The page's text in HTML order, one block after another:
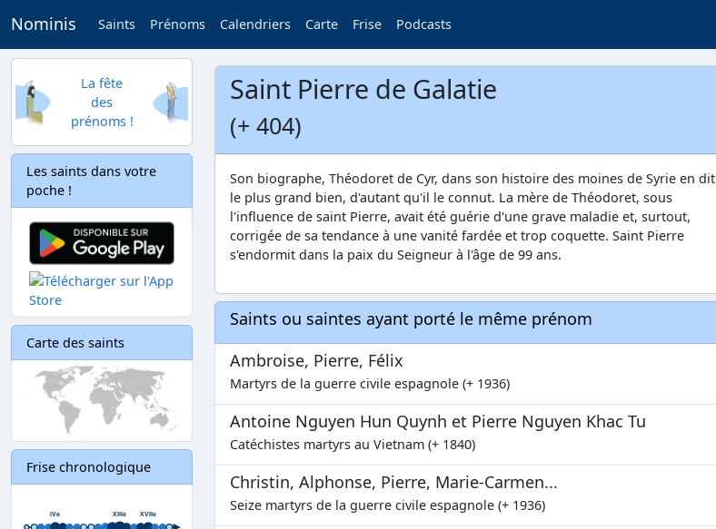
Nominis Saints Prénoms Calendriers Carte Frise Podcasts
La fête
des
prénoms !
Les saints dans votre
poche !
Carte des saints
Frise chronologique
Saint Pierre de Galatie
(+ 404)
Son biographe, Théodoret de Cyr, dans son histoire des moines de Syrie en dit
le plus grand bien, d'autant qu'il le connut. La mère de Théodoret, sous
l'influence de saint Pierre, avait été guérie d'une grave maladie et, surtout,
corrigée de sa tendance à une vanité fardée et trop coquette. Saint Pierre
s'endormit dans la paix du Seigneur à l'âge de 99 ans.
Saints ou saintes ayant porté le même prénom
Ambroise, Pierre, Félix
Martyrs de la guerre civile espagnole (+ 1936)
Antoine Nguyen Hun Quynh et Pierre Nguyen Khac Tu
Catéchistes martyrs au Vietnam (+ 1840)
Christin, Alphonse, Pierre, Marie-Carmen...
Seize martyrs de la guerre civile espagnole (+ 1936)